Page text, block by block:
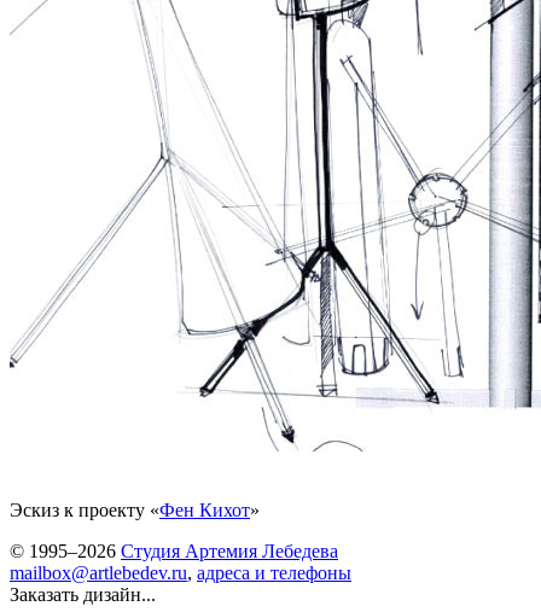
Эскиз к проекту «Фен Кихот»
© 1995–2026 Студия Артемия Лебедева
mailbox@artlebedev.ru, адреса и телефоны
Заказать дизайн...